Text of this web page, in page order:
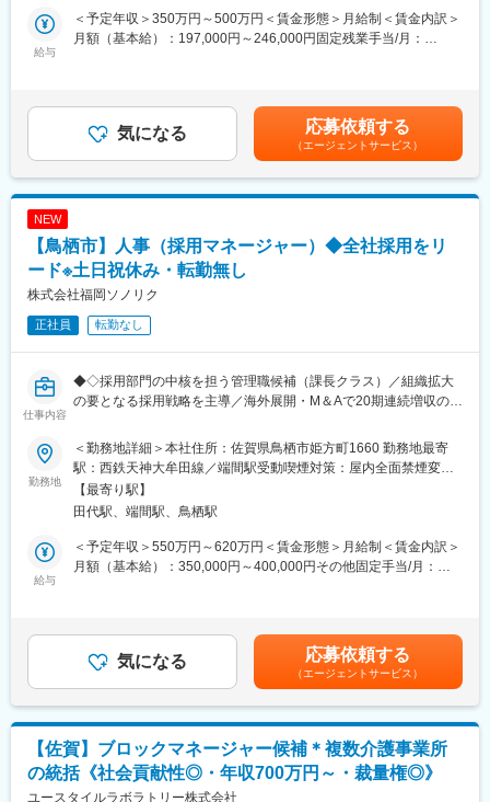
仕事と生活が調和するワーク・ライフ・バランスを推進、多様で
柔軟な働き方の実現にも対応し、さらなる総合物流サービスの提
意見も言いやすく風通しがいい職場環境があなたのポテンシャル
経営優良法人』認定取得に取組んでいます。
【変更の範囲：会社の定める業務】
10:00 クライアントからの相談対応、社会保険や労働保険等の手
続きなど
■入社後：
入社後は経験やスキルに合わせた業務から始め、少しずつ業務の
担当範囲を広げていきます。実務内容やソフト操作等について
めます。（現在活躍中の社労士資格者のほとんどが、実務経験な
■配属先：
佐賀オフィス：男性9名、女性10名（有資格者は、男性6名、女性
■研修制度：
社員が学びたいこと、挑戦したいことは積極的に支援していま
す。定期的な社内勉強会の開催、外部研修の費用負担、相談しや
など、入社後の知識・経験習得へのサポートは惜しみません。医
師、経営者など様々な顧客がいらっしゃる為、経営者の感覚を肌
スキルアップに応じて、任される役割も幅広くなり、それが報酬
に反映される仕組みを作っています。また、事務所の売上や利益
末に決算賞与を支給しています。
■働く環境：
育児（主婦業）と仕事を両立しながら頑張っている女性社員が多
給与
＜予定年収＞350万円～500万円＜賃金形態＞月給制＜賃金内訳＞
月額（基本給）：197,000円～246,000円固定残業手当/月：
詳細は経験・能力・資格を踏まえて決定します。■昇給：年1回■
賞与：年3回（決算賞与含む）■モデル年収：・450万円／入社3年
／社労士資格者／月給25万円+賞与+決算賞与・500万円／入社5年
／社労士資格者／月給30万円+賞与+決算賞与賃金はあくまでも目
安の金額であり、選考を通じて上下する可能性があります。月給
気になる 応募依頼する
（エージェントサービス）
NEW
【鳥栖市】人事（採用マネージャー）◆全社採用をリ
ード※土日祝休み・転勤無し
株式会社福岡ソノリク
正社員 転勤なし
仕事内容
◆◇採用部門の中核を担う管理職候補（課長クラス）／組織拡大
の要となる採用戦略を主導／海外展開・M＆Aで20期連続増収の成
当社は農産物特化型の物流企業として事業を拡大し続け、昨期は
売上60億円を突破。西日本から全国、海外へと更なる事業展開を
進めています。
事業成長に伴い「年間100名採用」という戦略的な採用強化が急
務となっており、採用組織の牽引役となる課長（管理職候補）を
募集します。
■仕事内容（ミッション）：
採用計画策定から実行・改善、採用チームマネジメント、オンボ
していただきます。
＜主な業務＞
◎年間採用計画・採用戦略の立案
勤務地
＜勤務地詳細＞本社住所：佐賀県鳥栖市姫方町1660 勤務地最寄
駅：西鉄天神大牟田線／端間駅受動喫煙対策：屋内全面禁煙変更
の範囲：会社の定める事業所（リモートワーク含む）
【最寄り駅】
田代駅、端間駅、鳥栖駅
給与
＜予定年収＞550万円～620万円＜賃金形態＞月給制＜賃金内訳＞
月額（基本給）：350,000円～400,000円その他固定手当/月：
（夏・冬・決算期）※会社業績による賃金はあくまでも目安の金額
であり、選考を通じて上下する可能性があります。月給(月額)は固
定手当を含めた表記です。
気になる 応募依頼する
（エージェントサービス）
【佐賀】ブロックマネージャー候補＊複数介護事業所
の統括《社会貢献性◎・年収700万円～・裁量権◎》
ユースタイルラボラトリー株式会社